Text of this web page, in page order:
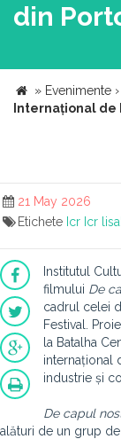
din
» Evenimente ›
Internațional de
21 May 2026
Etichete Icr Icr
Institutul
filmului De
cadrul celei
Festival.
la Batalha
internațional
industrie și
De capul
alături de un grup